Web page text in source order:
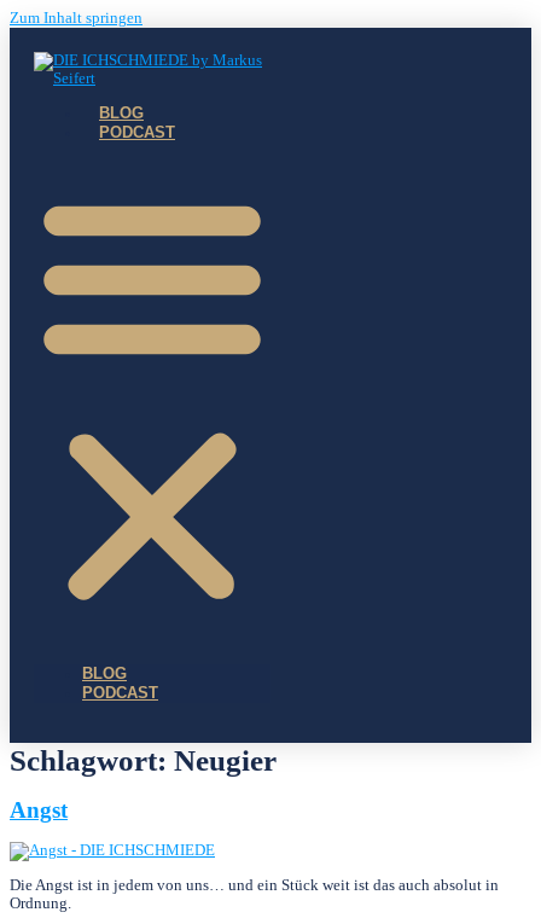
Zum Inhalt springen
BLOG
PODCAST
BLOG
PODCAST
Schlagwort: Neugier
Angst
Die Angst ist in jedem von uns… und ein Stück weit ist das auch absolut in
Ordnung.